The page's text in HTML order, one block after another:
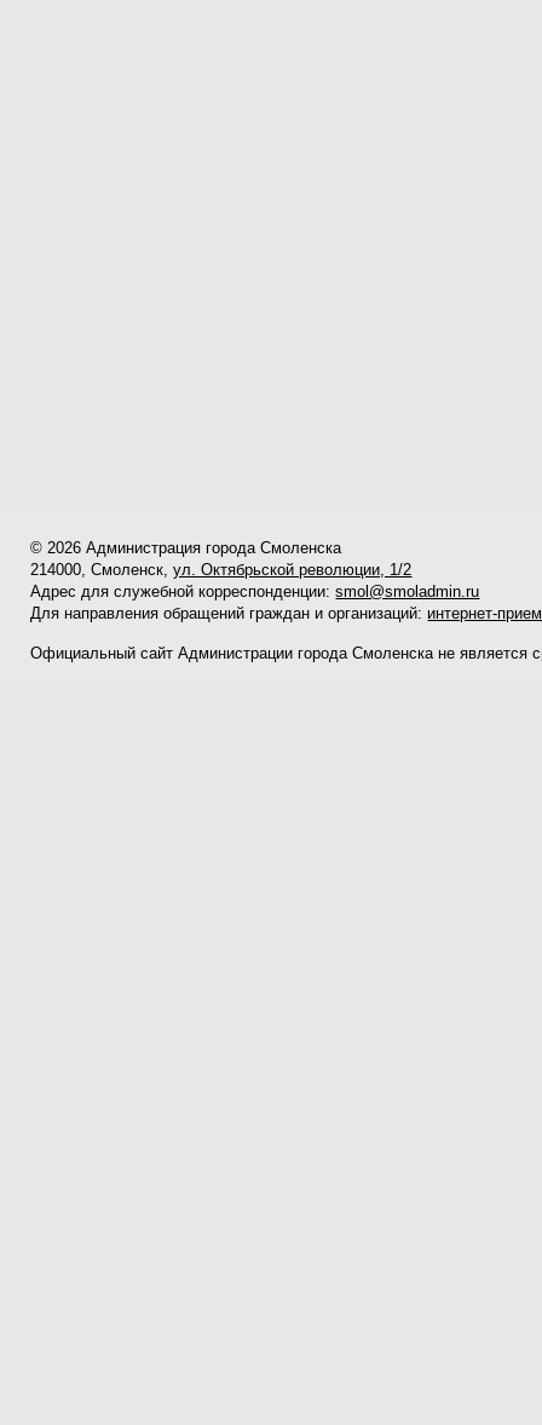
© 2026 Администрация города Смоленска
214000, Смоленск,ул. Октябрьской революции, 1/2
Адрес для служебной корреспонденции:smol@smoladmin.ru
Для направления обращений граждан и организаций: интернет-
Официальный сайт Администрации города Смоленска не является